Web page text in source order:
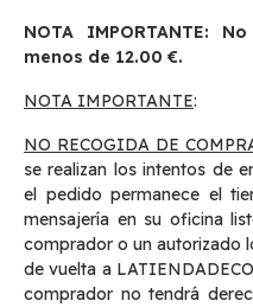
NOTA IMPORTANTE:
menos de 12.00 €.
NOTA IMPORTANTE:
NO RECOGIDA DE
se realizan los intentos de
el pedido permanece el
mensajería en su oficina
comprador o un autorizado
de vuelta a
comprador no tendrá